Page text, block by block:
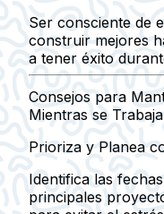
Ser consciente de
construir mejores
a tener éxito
Consejos para
Mientras se
Prioriza y Planea
Identifica las
principales